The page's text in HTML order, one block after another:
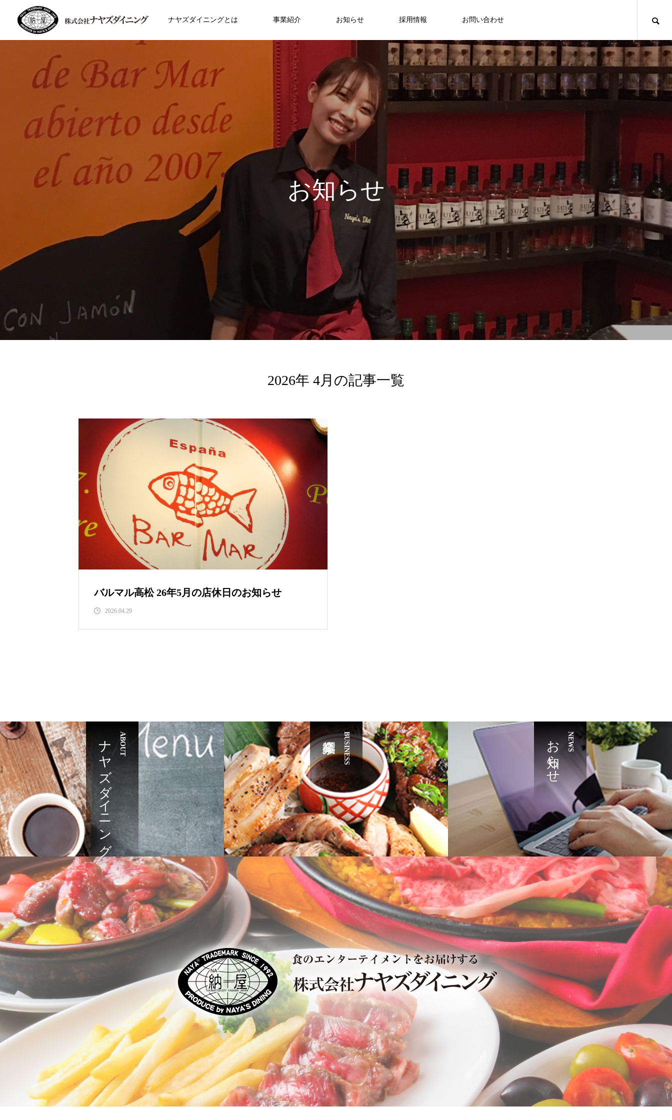
ナヤズダイニングとは 事業紹介 お知らせ 採用情報 お問い合わせ
お知らせ
2026年 4月の記事一覧
バルマル高松 26年5月の店休日のお知らせ
2026.04.29
ABOUT
ナヤズダイニング BUSINESS NEWS
お知らせ